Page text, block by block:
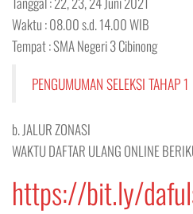
Waktu : 08.00 s.d. 14.00 WIB
Tempat : SMA Negeri 3 Cibinong
PENGUMUMAN SELEKSI TAHAP 1
b. JALUR ZONASI
WAKTU DAFTAR ULANG ONLINE
https://bit.ly/